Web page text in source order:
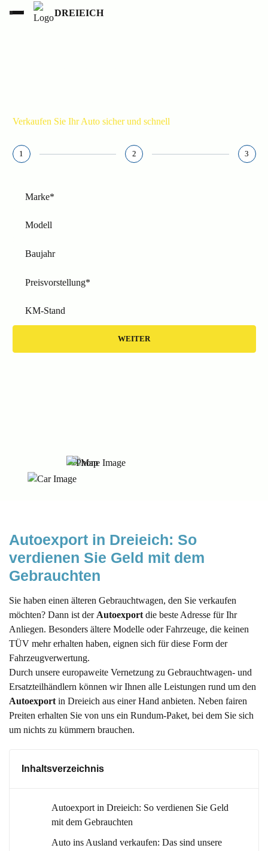
DREIEICH
Verkaufen Sie Ihr Auto sicher und schnell
1 2 3
Marke*
Modell
Baujahr
Preisvorstellung*
KM-Stand
WEITER
Autoexport in Dreieich: So
verdienen Sie Geld mit dem
Gebrauchten
Sie haben einen älteren Gebrauchtwagen, den Sie verkaufen
möchten? Dann ist der Autoexport die beste Adresse für Ihr
Anliegen. Besonders ältere Modelle oder Fahrzeuge, die keinen
TÜV mehr erhalten haben, eignen sich für diese Form der
Fahrzeugverwertung.
Durch unsere europaweite Vernetzung zu Gebrauchtwagen- und
Ersatzteilhändlern können wir Ihnen alle Leistungen rund um den
Autoexport in Dreieich aus einer Hand anbieten. Neben fairen
Preiten erhalten Sie von uns ein Rundum-Paket, bei dem Sie sich
um nichts zu kümmern brauchen.
Inhaltsverzeichnis
Autoexport in Dreieich: So verdienen Sie Geld
mit dem Gebrauchten
Auto ins Ausland verkaufen: Das sind unsere